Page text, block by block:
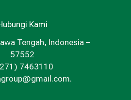
Kami
Tengah, Indonesia –
57552
7463110